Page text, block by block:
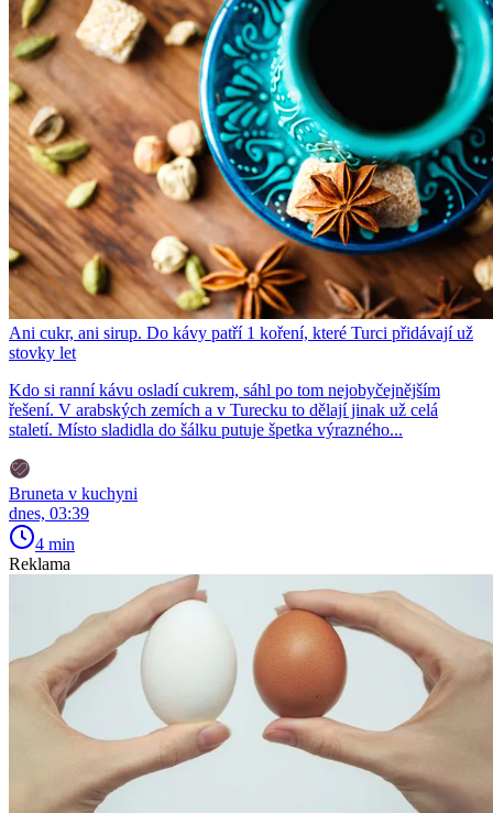
Ani cukr, ani sirup. Do kávy patří 1 koření, které Turci přidávají už
stovky let
Kdo si ranní kávu osladí cukrem, sáhl po tom nejobyčejnějším
řešení. V arabských zemích a v Turecku to dělají jinak už celá
staletí. Místo sladidla do šálku putuje špetka výrazného...
Bruneta v kuchyni
dnes, 03:39
4 min
Reklama